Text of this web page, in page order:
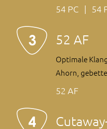
54 PC 54
52 AF
Optimale
Ahorn,
52 AF